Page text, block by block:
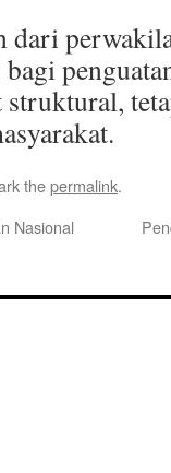
dari
thepermalink.
Nasional